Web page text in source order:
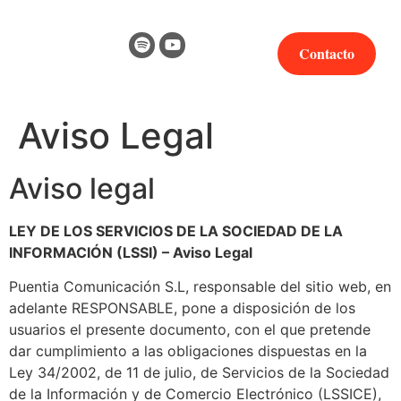
Contacto
Aviso Legal
Aviso legal
LEY DE LOS SERVICIOS DE LA SOCIEDAD DE LA
INFORMACIÓN (LSSI) – Aviso Legal
Puentia Comunicación S.L, responsable del sitio web, en
adelante RESPONSABLE, pone a disposición de los
usuarios el presente documento, con el que pretende
dar cumplimiento a las obligaciones dispuestas en la
Ley 34/2002, de 11 de julio, de Servicios de la Sociedad
de la Información y de Comercio Electrónico (LSSICE),